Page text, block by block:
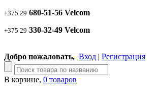
+375 29 680-51-56 Velcom
+375 29 330-32-49 Velcom
Добро пожаловать, Вход | Регистрация
В корзине, 0 товаров